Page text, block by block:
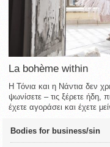
La bohème within
Η Τόνια και η Νάντια δεν
ψωνίσετε – τις ξέρετε ήδη,
έχετε αγοράσει και έχετε
Bodies for business/sin